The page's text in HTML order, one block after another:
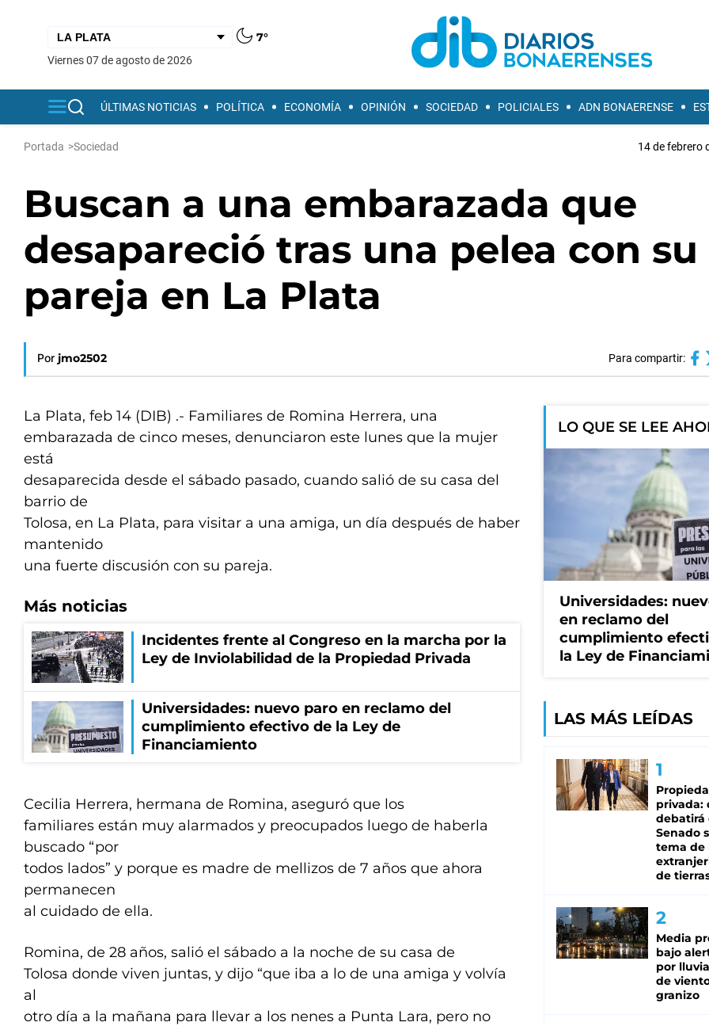
7°
viernes 07 de agosto de 2026
ÚLTIMAS NOTICIAS POLÍTICA ECONOMÍA OPINIÓN SOCIEDAD POLICIALES ADN BONAERENSE
Portada >Sociedad 14 de febrero
Buscan a una embarazada que
desapareció tras una pelea con su
pareja en La Plata
Por jmo2502 Para compartir:
La Plata, feb 14 (DIB) .- Familiares de Romina Herrera, una
embarazada de cinco meses, denunciaron este lunes que la mujer
está
desaparecida desde el sábado pasado, cuando salió de su casa del
barrio de
Tolosa, en La Plata, para visitar a una amiga, un día después de haber
mantenido
una fuerte discusión con su pareja.
Más noticias
Incidentes frente al Congreso en la marcha por la
Ley de Inviolabilidad de la Propiedad Privada
Universidades: nuevo paro en reclamo del
cumplimiento efectivo de la Ley de
Financiamiento
Cecilia Herrera, hermana de Romina, aseguró que los
familiares están muy alarmados y preocupados luego de haberla
buscado “por
todos lados” y porque es madre de mellizos de 7 años que ahora
permanecen
al cuidado de ella.
Romina, de 28 años, salió el sábado a la noche de su casa de
Tolosa donde viven juntas, y dijo “que iba a lo de una amiga y volvía
al
otro día a la mañana para llevar a los nenes a Punta Lara, pero no
LO QUE SE LEE
Universidades:
en reclamo del
cumplimiento
la Ley de
LAS MÁS LEÍDAS
privada:
debatirá
Senado
tema de
de
Media
bajo
por
de
granizo